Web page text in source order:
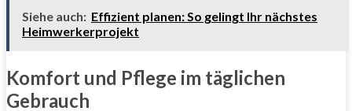
Siehe auch: Effizient planen: So gelingt Ihr nächstes
Heimwerkerprojekt
Komfort und Pflege im täglichen
Gebrauch